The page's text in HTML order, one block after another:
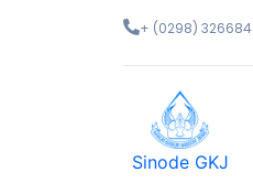
+ (0298) 326684
Sinode GKJ